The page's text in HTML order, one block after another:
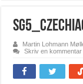
Martin Lohmann
Skriv en kommentar